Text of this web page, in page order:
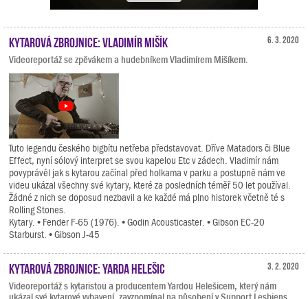
6. 3. 2020
Kytarová zbrojnice: Vladimír Mišík
Videoreportáž se zpěvákem a hudebníkem Vladimírem Mišíkem.
Tuto legendu českého bigbítu netřeba představovat. Dříve Matadors či Blue
Effect, nyní sólový interpret se svou kapelou Etc v zádech. Vladimír nám
povyprávěl jak s kytarou začínal před holkama v parku a postupně nám ve
videu ukázal všechny své kytary, které za posledních téměř 50 let používal.
Žádné z nich se doposud nezbavil a ke každé má plno historek včetně té s
Rolling Stones.
Kytary. • Fender F-65 (1976). • Godin Acousticaster. • Gibson EC-20
Starburst. • Gibson J-45
3. 2. 2020
Kytarová zbrojnice: Yarda Helešic
Videoreportáž s kytaristou a producentem Yardou Helešicem, který nám
ukázal své kytarové vybavení, zavzpomínal na působení v Support Lesbiens,